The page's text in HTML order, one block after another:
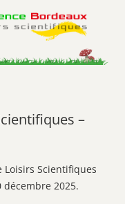
–
Loisirs Scientifiques
décembre 2025.